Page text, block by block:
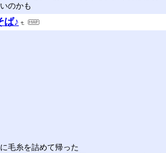
のかも
ば♪
毛糸を詰めて帰った